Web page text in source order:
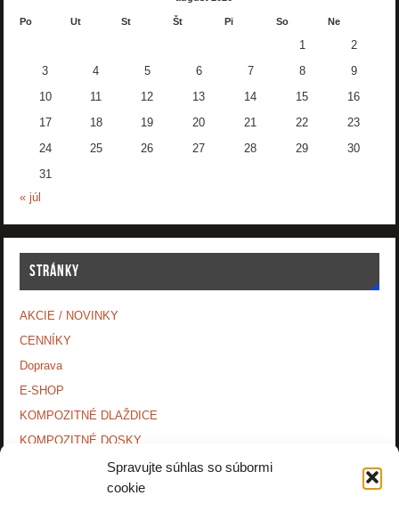
Spravujte súhlas so súbormi
cookie
Po Ut St Št Pi So Ne
1 2
3 4 5 6 7 8 9
10 11 12 13 14 15 16
17 18 19 20 21 22 23
24 25 26 27 28 29 30
31
« júl
STRÁNKY
AKCIE / NOVINKY
CENNÍKY
Doprava
E-SHOP
KOMPOZITNÉ DLAŽDICE
KOMPOZITNÉ DOSKY.
MONTÁŽNE NÁVODY